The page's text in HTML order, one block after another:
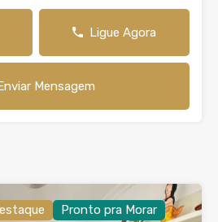
Ligue Agora
Mensagem
Pronto pra Morar